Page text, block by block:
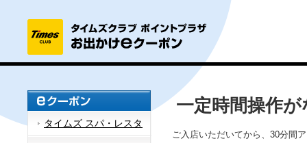
タイムズ スパ・レスタ
一定時間操作
ご入店いただいてから、30分間